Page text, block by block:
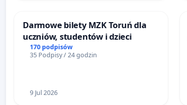
Darmowe bilety MZK Toruń dla
uczniów, studentów i dzieci
170 podpisów
35 Podpisy / 24 godzin
9 Jul 2026